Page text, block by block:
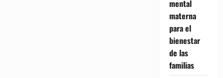
mental
materna
para el
bienestar
de las
familias